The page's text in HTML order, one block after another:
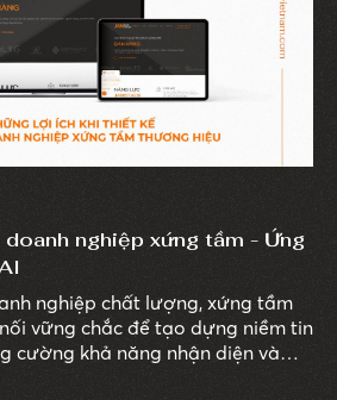
nghiệp xứng tầm - Ứng
nghiệp chất lượng, xứng tầm
vững chắc để tạo dựng niềm tin
cường khả năng nhận diện và